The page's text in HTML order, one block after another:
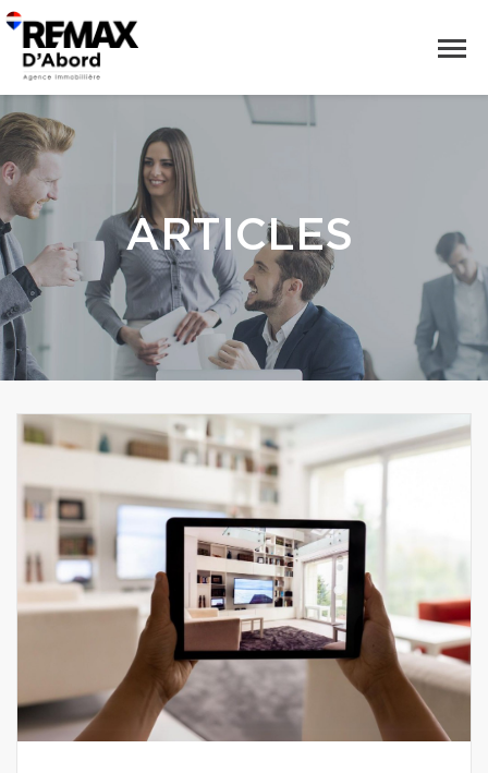
ARTICLES